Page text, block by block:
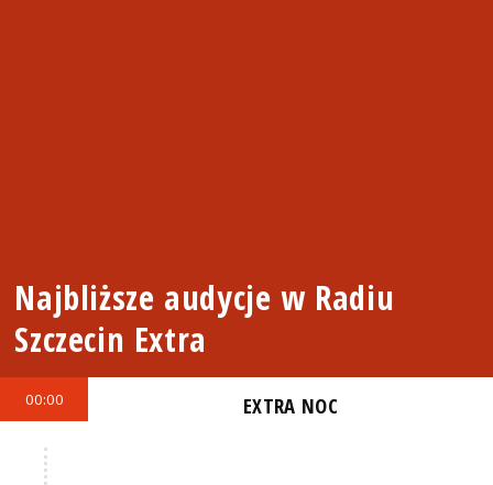
Najbliższe audycje w Radiu
Szczecin Extra
00:00 EXTRA NOC